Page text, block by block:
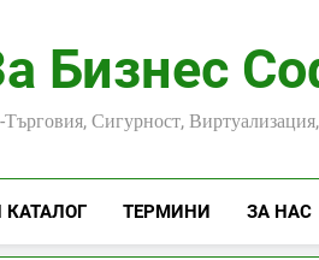
Бизнес
Търговия, Сигурност,
КАТАЛОГ ТЕРМИНИ ЗА НАС